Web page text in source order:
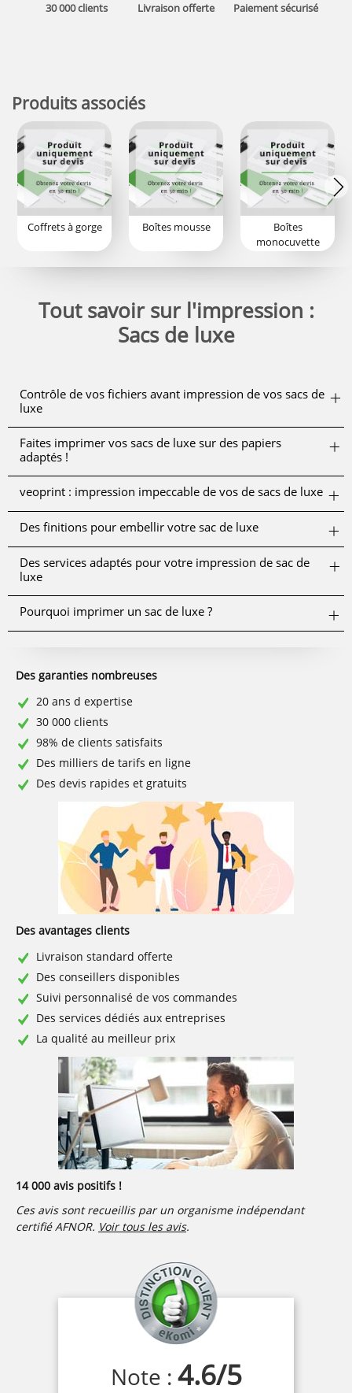
30 000 clients Livraison offerte Paiement sécurisé
Produits associés
Coffrets à gorge Boîtes mousse
Boîtes
monocuvette
Tout savoir sur l'impression :
Sacs de luxe
Contrôle de vos fichiers avant impression de vos sacs de
luxe
Faites imprimer vos sacs de luxe sur des papiers
adaptés !
veoprint : impression impeccable de vos de sacs de luxe
Des finitions pour embellir votre sac de luxe
Des services adaptés pour votre impression de sac de
luxe
Pourquoi imprimer un sac de luxe ?
Des garanties nombreuses
20 ans d expertise
30 000 clients
98% de clients satisfaits
Des milliers de tarifs en ligne
Des devis rapides et gratuits
Des avantages clients
Livraison standard offerte
Des conseillers disponibles
Suivi personnalisé de vos commandes
Des services dédiés aux entreprises
La qualité au meilleur prix
14 000 avis positifs !
Ces avis sont recueillis par un organisme indépendant
certifié AFNOR. Voir tous les avis.
Note : 4.6/5